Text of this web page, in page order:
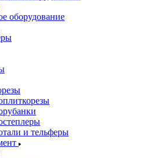
оборудование
и тельферы